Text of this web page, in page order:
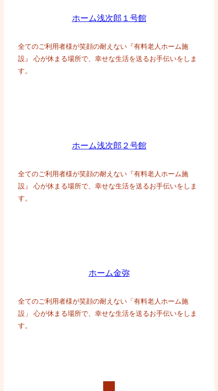
ホーム浅次郎１号館
全てのご利用者様が笑顔の耐えない『有料老人ホーム施
設』 心が休まる場所で、幸せな生活を送るお手伝いをしま
す。
ホーム浅次郎２号館
全てのご利用者様が笑顔の耐えない『有料老人ホーム施
設』 心が休まる場所で、幸せな生活を送るお手伝いをしま
す。
ホーム金弥
全てのご利用者様が笑顔の耐えない「有料老人ホーム施
設」 心が休まる場所で、幸せな生活を送るお手伝いをしま
す。